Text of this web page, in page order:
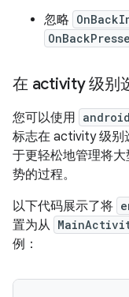
忽略
在 activity 级别
您可以使用
标志在 activity 级别
于更轻松地管理将
势的过程。
以下代码展示了将
置为从
例：